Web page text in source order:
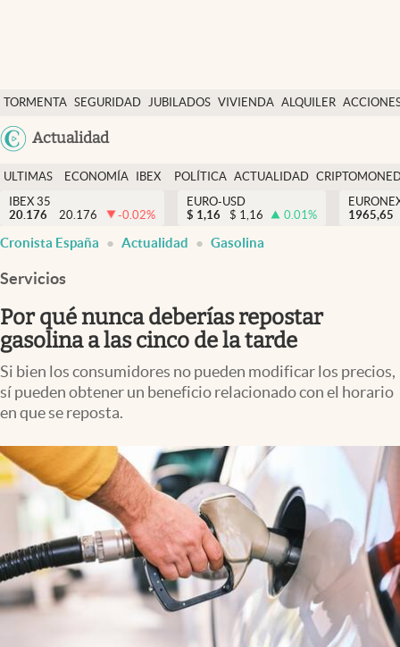
TORMENTA SEGURIDAD JUBILADOS VIVIENDA ALQUILER
USA
Actualidad
Economía y finanzas
Política
Actualidad
Criptomonedas
España
ULTIMAS
NOTICIAS
ECONOMÍA
FINANZAS
IBEX
EURO
POLÍTICA ACTUALIDAD
IBEX 35
20.176
20.176 -0.02%
EURO-USD
$ 1,16 $ 1,16 0.01%
1965,65
Cronista España Actualidad Gasolina
Servicios
Por qué nunca deberías repostar
gasolina a las cinco de la tarde
Si bien los consumidores no pueden modificar los precios,
sí pueden obtener un beneficio relacionado con el horario
en que se reposta.